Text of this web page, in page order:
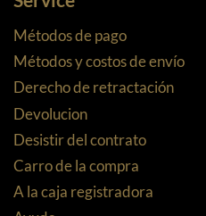
Métodos de pago
Métodos y costos de envío
Derecho de retractación
Devolucion
Desistir del contrato
Carro de la compra
A la caja registradora